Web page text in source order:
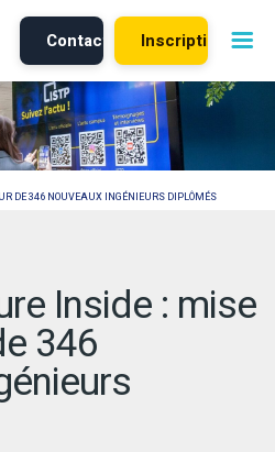
Contact Inscription
DE 346 NOUVEAUX INGÉNIEURS DIPLÔMÉS
Inside : mise
346